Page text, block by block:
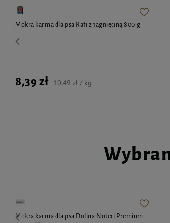
Opakowanie
Butelka z kapslo-korkiem zapakowana w kartonik;
Mokra karma dla psa Rafi z jagnięciną 800 g
8,39 zł 10,49 zł / kg
Mokra karma dla psa Dolina Noteci Premium